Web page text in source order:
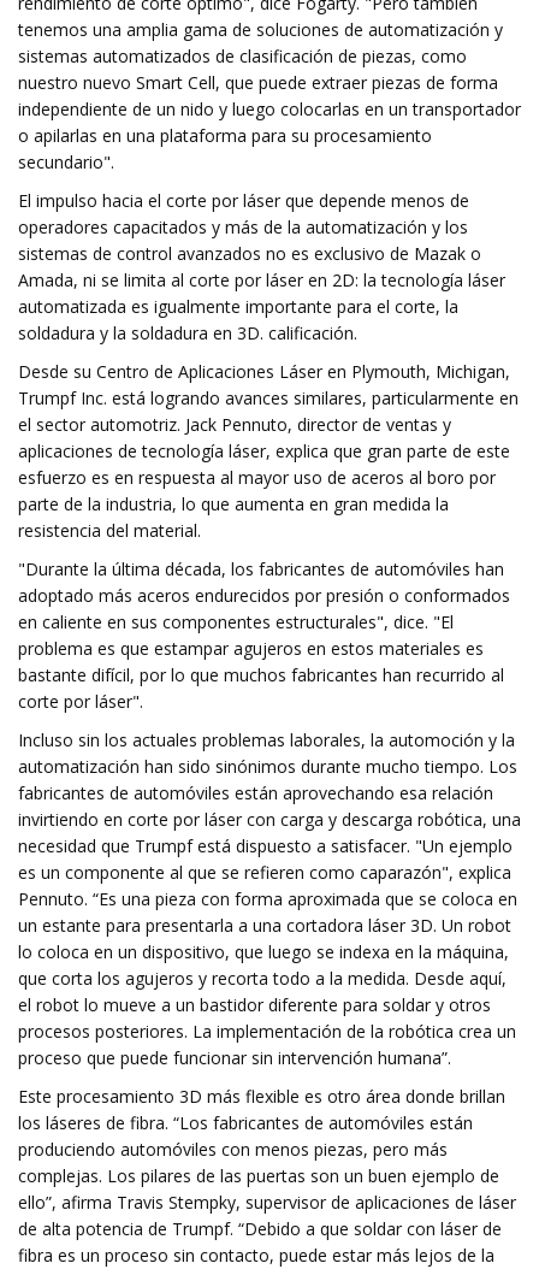
tenemos una amplia gama de soluciones de automatización y
sistemas automatizados de clasificación de piezas, como
nuestro nuevo Smart Cell, que puede extraer piezas de forma
independiente de un nido y luego colocarlas en un transportador
o apilarlas en una plataforma para su procesamiento
secundario".
El impulso hacia el corte por láser que depende menos de
operadores capacitados y más de la automatización y los
sistemas de control avanzados no es exclusivo de Mazak o
Amada, ni se limita al corte por láser en 2D: la tecnología láser
automatizada es igualmente importante para el corte, la
soldadura y la soldadura en 3D. calificación.
Desde su Centro de Aplicaciones Láser en Plymouth, Michigan,
Trumpf Inc. está logrando avances similares, particularmente en
el sector automotriz. Jack Pennuto, director de ventas y
aplicaciones de tecnología láser, explica que gran parte de este
esfuerzo es en respuesta al mayor uso de aceros al boro por
parte de la industria, lo que aumenta en gran medida la
resistencia del material.
"Durante la última década, los fabricantes de automóviles han
adoptado más aceros endurecidos por presión o conformados
en caliente en sus componentes estructurales", dice. "El
problema es que estampar agujeros en estos materiales es
bastante difícil, por lo que muchos fabricantes han recurrido al
corte por láser".
Incluso sin los actuales problemas laborales, la automoción y la
automatización han sido sinónimos durante mucho tiempo. Los
fabricantes de automóviles están aprovechando esa relación
invirtiendo en corte por láser con carga y descarga robótica, una
necesidad que Trumpf está dispuesto a satisfacer. "Un ejemplo
es un componente al que se refieren como caparazón", explica
Pennuto. “Es una pieza con forma aproximada que se coloca en
un estante para presentarla a una cortadora láser 3D. Un robot
lo coloca en un dispositivo, que luego se indexa en la máquina,
que corta los agujeros y recorta todo a la medida. Desde aquí,
el robot lo mueve a un bastidor diferente para soldar y otros
procesos posteriores. La implementación de la robótica crea un
proceso que puede funcionar sin intervención humana”.
Este procesamiento 3D más flexible es otro área donde brillan
los láseres de fibra. “Los fabricantes de automóviles están
produciendo automóviles con menos piezas, pero más
complejas. Los pilares de las puertas son un buen ejemplo de
ello”, afirma Travis Stempky, supervisor de aplicaciones de láser
de alta potencia de Trumpf. “Debido a que soldar con láser de
fibra es un proceso sin contacto, puede estar más lejos de la